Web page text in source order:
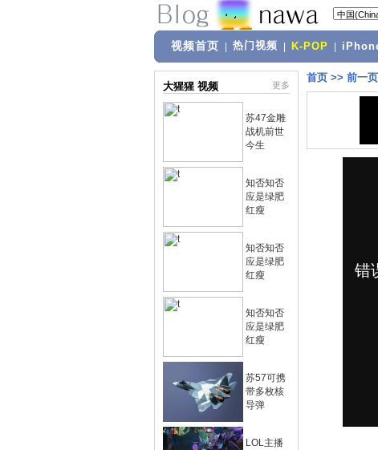
视频首页 热门视频 K-POP
大猩猩 视频 更多
苏47金雕
战机前世
今生
知否知否
应是绿肥
红瘦
知否知否
应是绿肥
红瘦
知否知否
应是绿肥
红瘦
苏57可携
带多枚核
导弹
LOL主播
首页 >> 前一页